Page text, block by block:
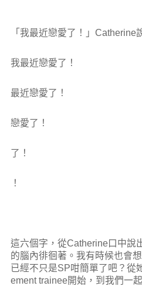
「我最近戀愛了！」Catherine
我最近戀愛了！
最近戀愛了！
戀愛了！
了！
！
這六個字，從Catherine口中說
的腦內徘徊著。我有時候也會
已經不只是SP咁簡單了吧？從
ement trainee開始，到我們一